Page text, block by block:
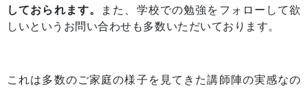
しておられます。
また、学校での勉強をフォローして欲
しいというお問い合わせも多数いただいております。
これは多数のご家庭の様子を見てきた講師陣の実感なの